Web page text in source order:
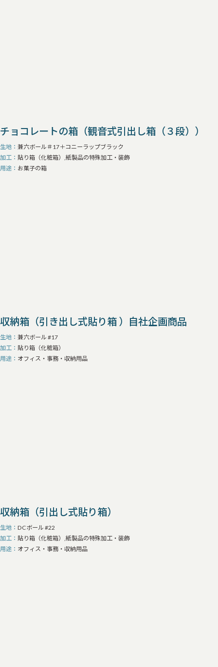
チョコレートの箱（観音式引出し箱（３段））
生地
兼六ボール＃17＋コニーラップブラック
加工
貼り箱（化粧箱）,紙製品の特殊加工・装飾
用途
お菓子の箱
収納箱（引き出し式貼り箱 ）自社企画商品
生地
兼六ボール #17
加工
貼り箱（化粧箱）
用途
オフィス・事務・収納用品
収納箱（引出し式貼り箱）
生地
DCボール #22
加工
貼り箱（化粧箱）,紙製品の特殊加工・装飾
用途
オフィス・事務・収納用品